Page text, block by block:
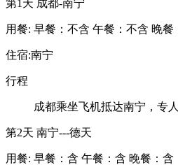
第1天 成都-南宁
用餐: 早餐：不含 午餐：不含 晚餐
住宿:南宁
行程
成都乘坐飞机抵达南宁，专
第2天 南宁---德天
用餐: 早餐：含 午餐：含 晚餐：含